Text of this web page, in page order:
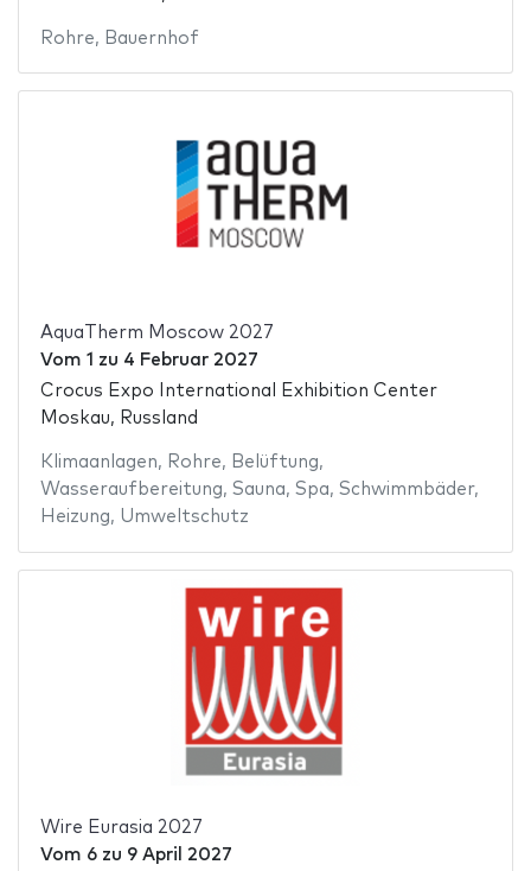
Rohre, Bauernhof
AquaTherm Moscow 2027
Vom 1 zu 4 Februar 2027
Crocus Expo International Exhibition Center
Moskau, Russland
Klimaanlagen, Rohre, Belüftung,
Wasseraufbereitung, Sauna, Spa, Schwimmbäder,
Heizung, Umweltschutz
Wire Eurasia 2027
Vom 6zu 9 April 2027